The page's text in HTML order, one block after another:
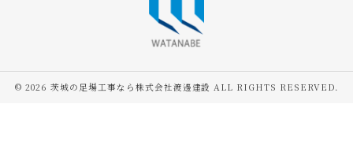
© 2026 茨城の足場工事なら株式会社渡邊建設 ALL RIGHTS RESERVED.